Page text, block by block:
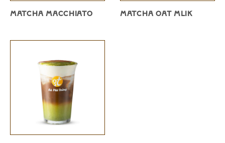
MATCHA MACCHIATO MATCHA OAT MLIK